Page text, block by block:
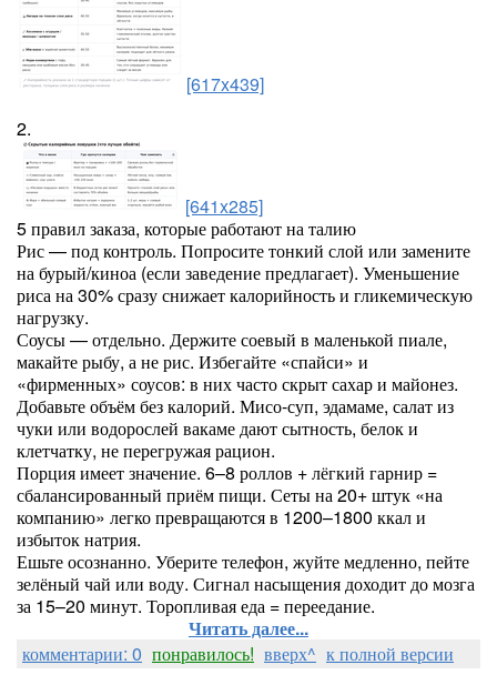
[617x439]
2.
[641x285]
5 правил заказа, которые работают на талию
Рис — под контроль. Попросите тонкий слой или замените
на бурый/киноа (если заведение предлагает). Уменьшение
риса на 30% сразу снижает калорийность и гликемическую
нагрузку.
Соусы — отдельно. Держите соевый в маленькой пиале,
макайте рыбу, а не рис. Избегайте «спайси» и
«фирменных» соусов: в них часто скрыт сахар и майонез.
Добавьте объём без калорий. Мисо-суп, эдамаме, салат из
чуки или водорослей вакаме дают сытность, белок и
клетчатку, не перегружая рацион.
Порция имеет значение. 6–8 роллов + лёгкий гарнир =
сбалансированный приём пищи. Сеты на 20+ штук «на
компанию» легко превращаются в 1200–1800 ккал и
избыток натрия.
Ешьте осознанно. Уберите телефон, жуйте медленно, пейте
зелёный чай или воду. Сигнал насыщения доходит до мозга
за 15–20 минут. Торопливая еда = переедание.
Читать далее...
комментарии: 0 понравилось! вверх^ к полной версии